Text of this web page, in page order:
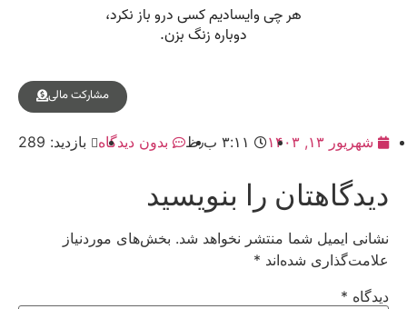
مشارکت مالی
شهریور ۱۳, ۱۴۰۳ ۳:۱۱ ب٫ظ بدون دیدگاه بازدید: 289
دیدگاهتان را بنویسید
نشانی ایمیل شما منتشر نخواهد شد. بخش‌های موردنیاز
علامت‌گذاری شده‌اند *
دیدگاه *